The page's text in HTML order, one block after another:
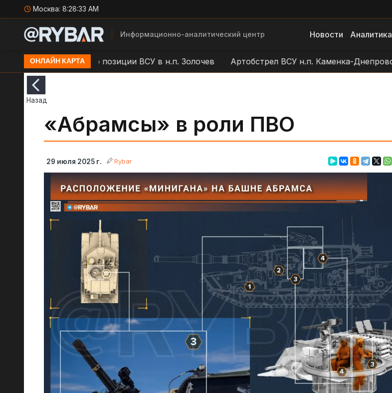
Москва: 8:28:34 AM
Информационно-аналитический центр Новости Аналитика
ОНЛАЙН КАРТА
"Молния" по позиции ВСУ в н.п. Золочев Артобстрел ВСУ н.п. Каменка-Днепровская
Назад
«Абрамсы» в роли ПВО
29 июля 2025 г. Rybar